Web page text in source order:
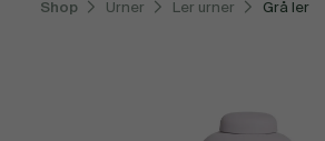
Shop Urner Ler urner Grå ler